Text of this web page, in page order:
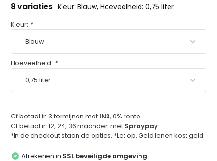
8 variaties Kleur: Blauw, Hoeveelheid: 0,75 liter
Kleur: *
Hoeveelheid: *
Of betaal in 3 termijnen met IN3, 0% rente
Of betaal in 12, 24, 36 maanden met Spraypay
*In de checkout staan de opties, *Let op, Geld lenen kost geld.
Afrekenen in SSL beveiligde omgeving